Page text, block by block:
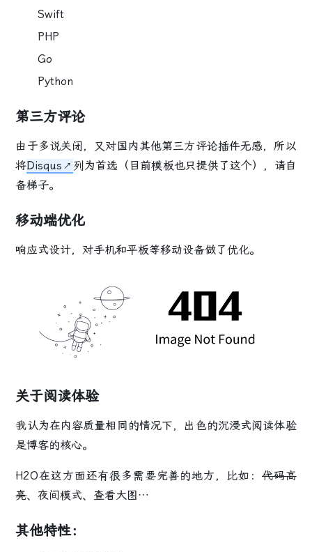
Swift
PHP
Go
Python
第三方评论
由于多说关闭，又对国内其他第三方评论插件无感，所以
将Disqus
列为首选（目前模板也只提供了这个），请自
备梯子。
移动端优化
响应式设计，对手机和平板等移动设备做了优化。
关于阅读体验
我认为在内容质量相同的情况下，出色的沉浸式阅读体验
是博客的核心。
H2O在这方面还有很多需要完善的地方，比如： 代码高
亮、夜间模式、查看大图…
其他特性：